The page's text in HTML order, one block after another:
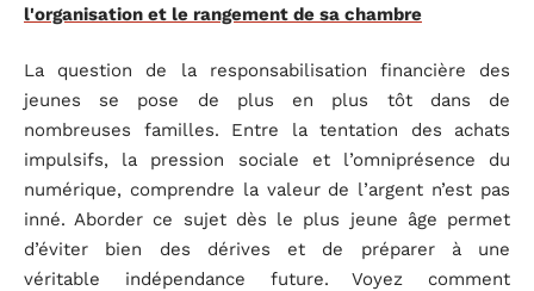
l'organisation et le rangement de sa chambre
La question de la responsabilisation financière des
jeunes se pose de plus en plus tôt dans de
nombreuses familles. Entre la tentation des achats
impulsifs, la pression sociale et l’omniprésence du
numérique, comprendre la valeur de l’argent n’est pas
inné. Aborder ce sujet dès le plus jeune âge permet
d’éviter bien des dérives et de préparer à une
véritable indépendance future. Voyez comment